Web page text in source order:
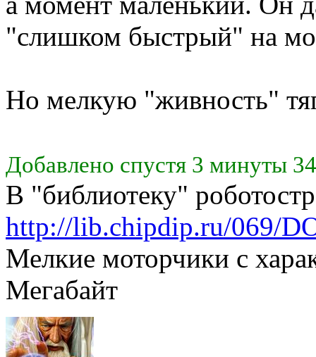
"слишком быстрый" на
Но мелкую "живность"
Добавлено спустя 3 минуты
В "библиотеку"
http://lib.chipdip.ru/069/
Мелкие моторчики с
Мегабайт